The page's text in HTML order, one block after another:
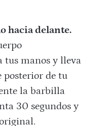
hacia delante.
tus manos y lleva
posterior de tu
la barbilla
30 segundos y